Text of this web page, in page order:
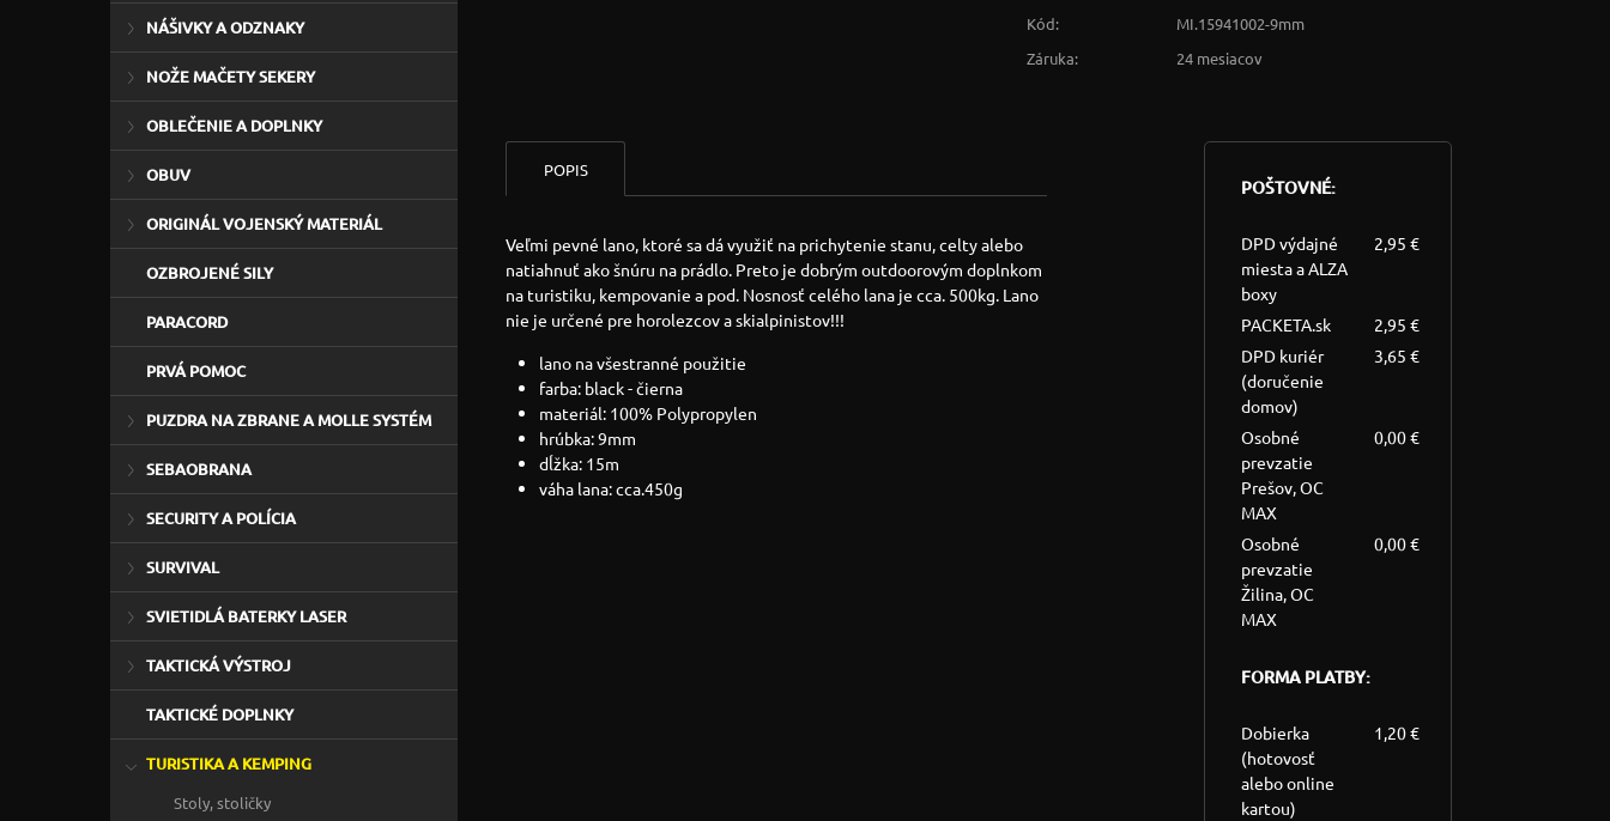
Kód:
MI.15941002-9mm
Záruka:
24 mesiacov
POPIS
Veľmi pevné lano, ktoré sa dá využiť na prichytenie stanu, celty alebo
natiahnuť ako šnúru na prádlo. Preto je dobrým outdoorovým doplnkom
na turistiku, kempovanie a pod. Nosnosť celého lana je cca. 500kg. Lano
nie je určené pre horolezcov a skialpinistov!!!
lano na všestranné použitie
farba: black - čierna
materiál: 100% Polypropylen
hrúbka: 9mm
dĺžka: 15m
váha lana: cca.450g
POŠTOVNÉ:
DPD výdajné
miesta a ALZA
boxy
2,95 €
PACKETA.sk
2,95 €
DPD kuriér
(doručenie
domov)
3,65 €
Osobné
prevzatie
Prešov, OC
MAX
0,00 €
Osobné
prevzatie
Žilina, OC
MAX
0,00 €
FORMA PLATBY:
Dobierka
(hotovosť
alebo online
kartou)
1,20 €
NÁŠIVKY A ODZNAKY
NOŽE MAČETY SEKERY
OBLEČENIE A DOPLNKY
OBUV
ORIGINÁL VOJENSKÝ MATERIÁL
OZBROJENÉ SILY
PARACORD
PRVÁ POMOC
PUZDRA NA ZBRANE A MOLLE SYSTÉM
SEBAOBRANA
SECURITY A POLÍCIA
SURVIVAL
SVIETIDLÁ BATERKY LASER
TAKTICKÁ VÝSTROJ
TAKTICKÉ DOPLNKY
TURISTIKA A KEMPING
Stoly, stoličky